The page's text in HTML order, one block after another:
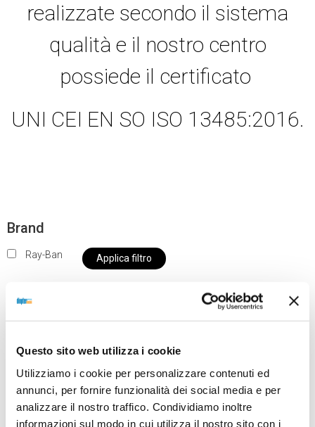
Questo sito web utilizza i cookie
Utilizziamo i cookie per personalizzare contenuti ed
annunci, per fornire funzionalità dei social media e per
analizzare il nostro traffico. Condividiamo inoltre
informazioni sul modo in cui utilizza il nostro sito con i
realizzate secondo il sistema
qualità e il nostro centro
possiede il certificato
UNI CEI EN SO ISO 13485:2016.
Brand
Ray-Ban Applica filtro
spedizione fino al giorno 31 agosto. BUONE FERIE
da OTTICA DIOPTER